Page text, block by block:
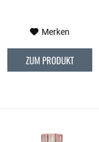
Merken
ZUM PRODUKT